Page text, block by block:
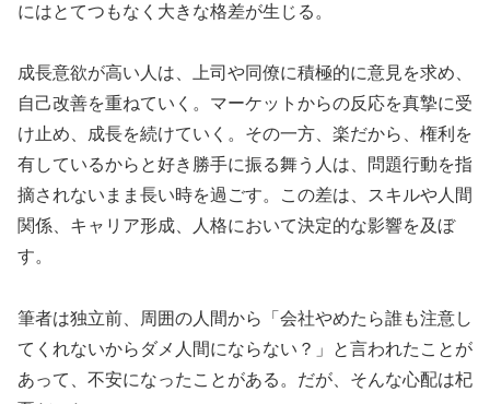
にはとてつもなく大きな格差が生じる。
成長意欲が高い人は、上司や同僚に積極的に意見を求め、
自己改善を重ねていく。マーケットからの反応を真摯に受
け止め、成長を続けていく。その一方、楽だから、権利を
有しているからと好き勝手に振る舞う人は、問題行動を指
摘されないまま長い時を過ごす。この差は、スキルや人間
関係、キャリア形成、人格において決定的な影響を及ぼ
す。
筆者は独立前、周囲の人間から「会社やめたら誰も注意し
てくれないからダメ人間にならない？」と言われたことが
あって、不安になったことがある。だが、そんな心配は杞